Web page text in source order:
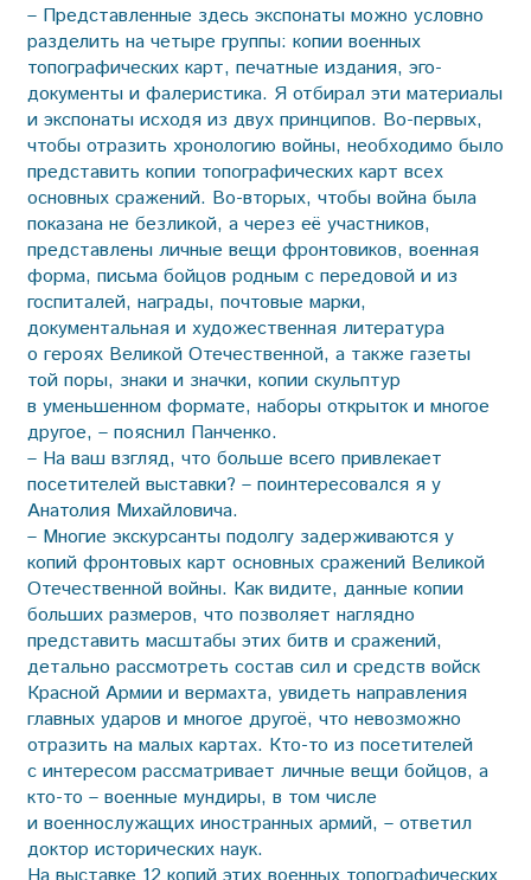
– Представленные здесь экспонаты можно условно
разделить на четыре группы: копии военных
топографических карт, печатные издания, эго-
документы и фалеристика. Я отбирал эти материалы
и экспонаты исходя из двух принципов. Во-первых,
чтобы отразить хронологию войны, необходимо было
представить копии топографических карт всех
основных сражений. Во-вторых, чтобы война была
показана не безликой, а через её участников,
представлены личные вещи фронтовиков, военная
форма, письма бойцов родным с передовой и из
госпиталей, награды, почтовые марки,
документальная и художественная литература
о героях Великой Отечественной, а также газеты
той поры, знаки и значки, копии скульптур
в уменьшенном формате, наборы открыток и многое
другое, – пояснил Панченко.
– На ваш взгляд, что больше всего привлекает
посетителей выставки? – поинтересовался я у
Анатолия Михайловича.
– Многие экскурсанты подолгу задерживаются у
копий фронтовых карт основных сражений Великой
Отечественной войны. Как видите, данные копии
больших размеров, что позволяет наглядно
представить масштабы этих битв и сражений,
детально рассмотреть состав сил и средств войск
Красной Армии и вермахта, увидеть направления
главных ударов и многое другоё, что невозможно
отразить на малых картах. Кто-то из посетителей
с интересом рассматривает личные вещи бойцов, а
кто-то – военные мундиры, в том числе
и военнослужащих иностранных армий, – ответил
доктор исторических наук.